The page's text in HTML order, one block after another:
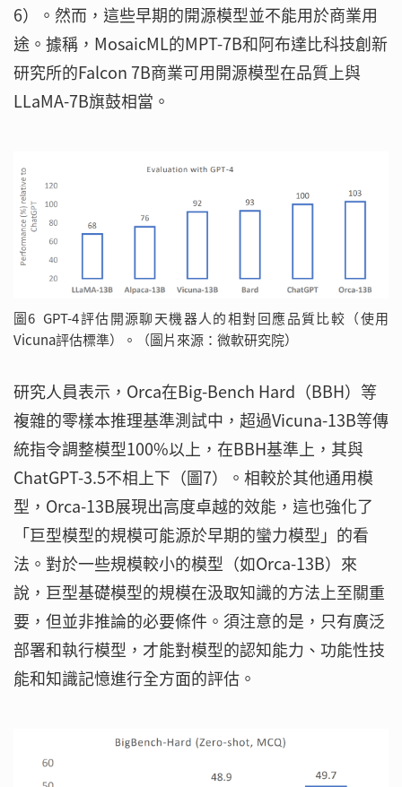
6）。然而，這些早期的開源模型並不能用於商業用
途。據稱，MosaicML的MPT-7B和阿布達比科技創新
研究所的Falcon 7B商業可用開源模型在品質上與
LLaMA-7B旗鼓相當。
圖6 GPT-4評估開源聊天機器人的相對回應品質比較（使用
Vicuna評估標準）。（圖片來源：微軟研究院）
研究人員表示，Orca在Big-Bench Hard（BBH）等
複雜的零樣本推理基準測試中，超過Vicuna-13B等傳
統指令調整模型100%以上，在BBH基準上，其與
ChatGPT-3.5不相上下（圖7）。相較於其他通用模
型，Orca-13B展現出高度卓越的效能，這也強化了
「巨型模型的規模可能源於早期的蠻力模型」的看
法。對於一些規模較小的模型（如Orca-13B）來
說，巨型基礎模型的規模在汲取知識的方法上至關重
要，但並非推論的必要條件。須注意的是，只有廣泛
部署和執行模型，才能對模型的認知能力、功能性技
能和知識記憶進行全方面的評估。